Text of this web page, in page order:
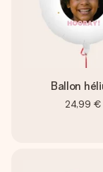
Carte de
Créez quelque
son prénom,
Sans
Ballon
24,99 €